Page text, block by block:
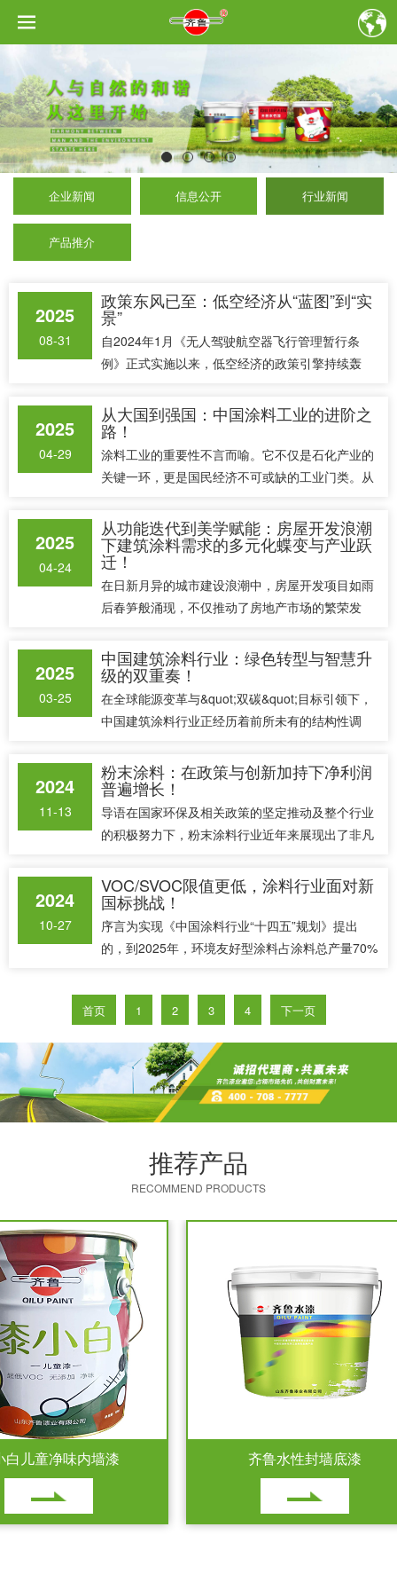
企业新闻 信息公开 行业新闻
产品推介
2025
08-31
政策东风已至：低空经济从“蓝图”到“实
景”
自2024年1月《无人驾驶航空器飞行管理暂行条
例》正式实施以来，低空经济的政策引擎持续轰
告，明确其“新增长引擎”的战略定位；2024年12
月，中共中央办公厅、国务院办公厅印发《关于加
快建设统......
2025
04-29
从大国到强国：中国涂料工业的进阶之
路！
涂料工业的重要性不言而喻。它不仅是石化产业的
关键一环，更是国民经济不可或缺的工业门类。从
备生产以及家用电器的表面处理，涂料产品无处不
在。在高端制造业、战略性新兴产业以及国防军工
等高端和战略领域，涂......
2025
04-24
从功能迭代到美学赋能：房屋开发浪潮
下建筑涂料需求的多元化蝶变与产业跃
迁！
在日新月异的城市建设浪潮中，房屋开发项目如雨
后春笋般涌现，不仅推动了房地产市场的繁荣发
求。其中，建筑涂料作为房屋外观与室内装饰的重
要组成部分，其多样化需求尤为显著。本文将深入
探讨房屋开发项目对建筑......
2025
03-25
中国建筑涂料行业：绿色转型与智慧升
级的双重奏！
在全球能源变革与&quot;双碳&quot;目标引领下，
中国建筑涂料行业正经历着前所未有的结构性调
重引擎驱动，推动行业从传统制造向绿色智造跃
迁。2024-2025年，随着《绿色建筑创建行动方
案》的......
2024
11-13
粉末涂料：在政策与创新加持下净利润
普遍增长！
导语在国家环保及相关政策的坚定推动及整个行业
的积极努力下，粉末涂料行业近年来展现出了非凡
中国热固性粉末涂料市场的表现尤为亮眼，销量达
到248.4万吨，与上一年度相比，实现了8%的显著
增长。这一......
2024
10-27
VOC/SVOC限值更低，涂料行业面对新
国标挑战！
序言为实现《中国涂料行业“十四五”规划》提出
的，到2025年，环境友好型涂料占涂料总产量70%
此前，工信部发布了《涂料中有害物质限量 第1部
分：建筑涂料》、《涂料中有害物质限量 第2部
首页 1 2 3 4 下一页
推荐产品
RECOMMEND PRODUCTS
净味内墙漆 齐鲁水性封墙底漆